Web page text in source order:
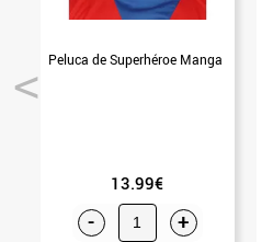
Peluca de Superhéroe Manga
13.99€
- +